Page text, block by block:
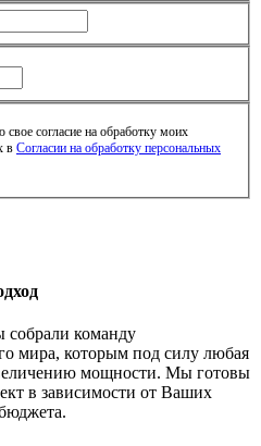
согласие на обработку моих
в Согласии на обработку персональных
собрали команду
мира, которым под силу любая
мощности. Мы готовы
в зависимости от Ваших